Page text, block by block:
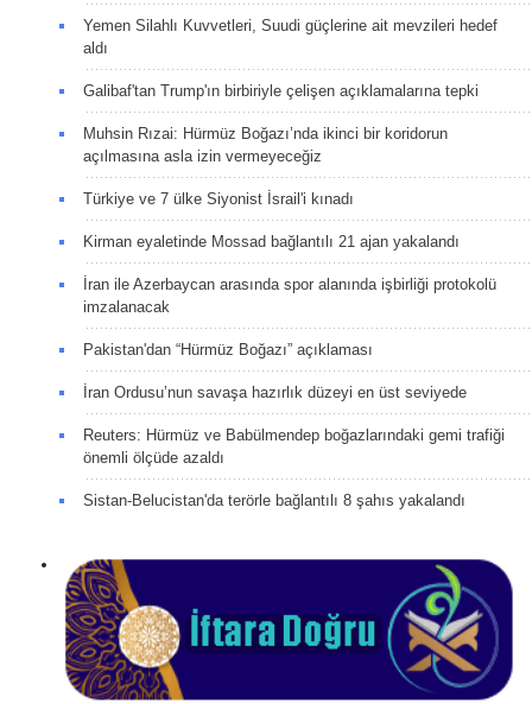
Yemen Silahlı Kuvvetleri, Suudi güçlerine ait mevzileri hedef
aldı
Galibaf'tan Trump'ın birbiriyle çelişen açıklamalarına tepki
Muhsin Rızai: Hürmüz Boğazı’nda ikinci bir koridorun
açılmasına asla izin vermeyeceğiz
Türkiye ve 7 ülke Siyonist İsrail'i kınadı
Kirman eyaletinde Mossad bağlantılı 21 ajan yakalandı
İran ile Azerbaycan arasında spor alanında işbirliği protokolü
imzalanacak
Pakistan'dan “Hürmüz Boğazı” açıklaması
İran Ordusu’nun savaşa hazırlık düzeyi en üst seviyede
Reuters: Hürmüz ve Babülmendep boğazlarındaki gemi trafiği
önemli ölçüde azaldı
Sistan-Belucistan'da terörle bağlantılı 8 şahıs yakalandı